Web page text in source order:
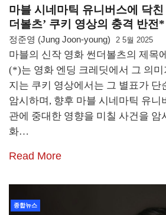
마블 시네마틱 유니버스에 닥친
더볼츠’ 쿠키 영상의 충격 반전*
정준영 (Jung Joon-young) 2 5월 2025
마블의 신작 영화 썬더볼츠의 제목
(*)는 영화 엔딩 크레딧에서 그 의미
지는 쿠키 영상에서는 그 별표가 단
암시하며, 향후 마블 시네마틱 유니
관에 중대한 영향을 미칠 사건을 암
화…
Read More
종합뉴스